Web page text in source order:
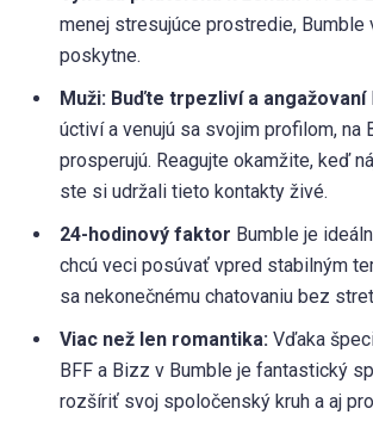
menej stresujúce prostredie, Bumble
poskytne.
Muži: Buďte trpezliví a angažovaní
úctiví a venujú sa svojim profilom, na
prosperujú. Reagujte okamžite, keď
ste si udržali tieto kontakty živé.
24-hodinový faktor Bumble je
chcú veci posúvať vpred stabilným
sa nekonečnému chatovaniu bez
Viac než len romantika: Vďaka
BFF a Bizz v Bumble je fantastický
rozšíriť svoj spoločenský kruh a aj